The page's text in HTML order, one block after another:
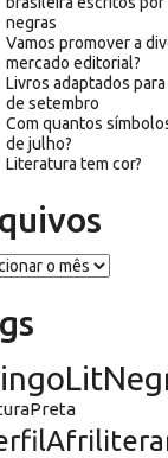
negras
Vamos promover a
mercado editorial?
Livros adaptados
de setembro
Com quantos
de julho?
Literatura tem cor?